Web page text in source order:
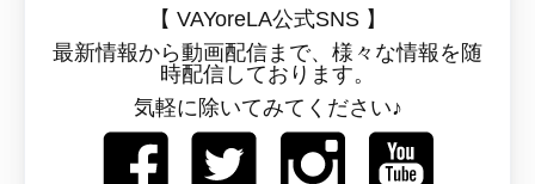
【 VAYoreLA公式SNS 】
最新情報から動画配信まで、様々な情報を随
時配信しております。
気軽に除いてみてください♪